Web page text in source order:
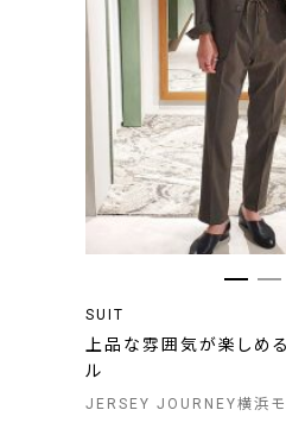
SUIT
上品な雰囲気が楽しめ
ル
JERSEY JOURNEY横浜モ